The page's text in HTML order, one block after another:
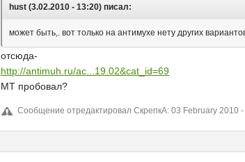
hust (3.02.2010 - 13:20) писал:
может быть,. вот только на антимухе нету других
отсюда-
http://antimuh.ru/ac...19.02&cat_id=69
МТ пробовал?
Сообщение отредактировал СкрепкА: 03 February 2010 -